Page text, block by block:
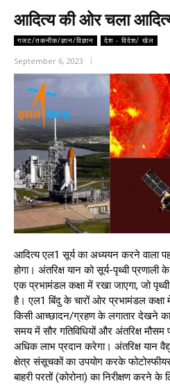
आदित्य की ओर चला
गजट/तकनीक/ज्ञान/विज्ञान देश - विदेश/ खेल
September 6, 2023
आदित्य एल1 सूर्य का अध्ययन करने वाला
होगा। अंतरिक्ष यान को सूर्य-पृथ्वी
एक प्रभामंडल कक्षा में रखा जाएगा, जो
है। एल1 बिंदु के चारों ओर प्रभामंडल कक्षा
किसी आच्छादन/ग्रहण के लगातार देखने
समय में सौर गतिविधियों और अंतरिक्ष
अधिक लाभ प्रदान करेगा। अंतरिक्ष यान
क्षेत्र संसूचकों का उपयोग करके
बाहरी परतों (कोरोना) का निरीक्षण करने